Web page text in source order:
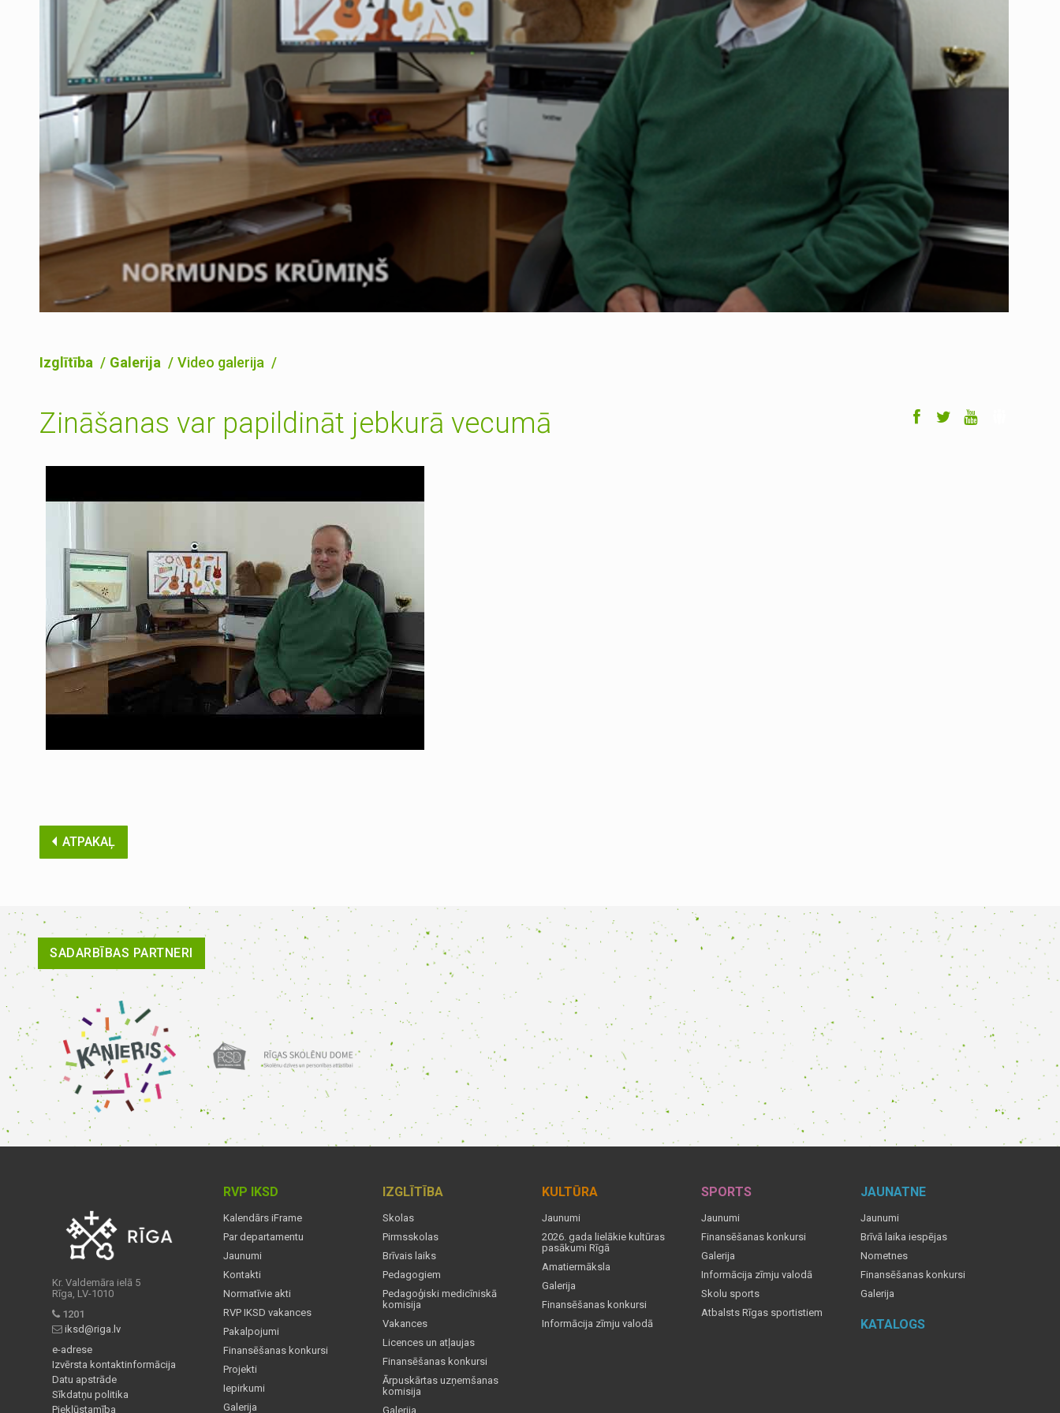
Izglītība Galerija Video galerija
Zināšanas var papildināt jebkurā vecumā
ATPAKAĻ
SADARBĪBAS PARTNERI
Kr. Valdemāra ielā 5
Rīga, LV-1010
1201
iksd@riga.lv
e-adrese
Izvērsta kontaktinformācija
Datu apstrāde
Sīkdatņu politika
Piekļūstamība
RVP IKSD
Kalendārs iFrame
Par departamentu
Jaunumi
Kontakti
Normatīvie akti
RVP IKSD vakances
Pakalpojumi
Finansēšanas konkursi
Projekti
Iepirkumi
Galerija
IZGLĪTĪBA
Skolas
Pirmsskolas
Brīvais laiks
Pedagogiem
Pedagoģiski medicīniskā
komisija
Vakances
Licences un atļaujas
Finansēšanas konkursi
Ārpuskārtas uzņemšanas
komisija
Galerija
KULTŪRA
Jaunumi
2026. gada lielākie kultūras
pasākumi Rīgā
Amatiermāksla
Galerija
Finansēšanas konkursi
Informācija zīmju valodā
SPORTS
Jaunumi
Finansēšanas konkursi
Galerija
Informācija zīmju valodā
Skolu sports
Atbalsts Rīgas sportistiem
JAUNATNE
Jaunumi
Brīvā laika iespējas
Nometnes
Finansēšanas konkursi
Galerija
KATALOGS